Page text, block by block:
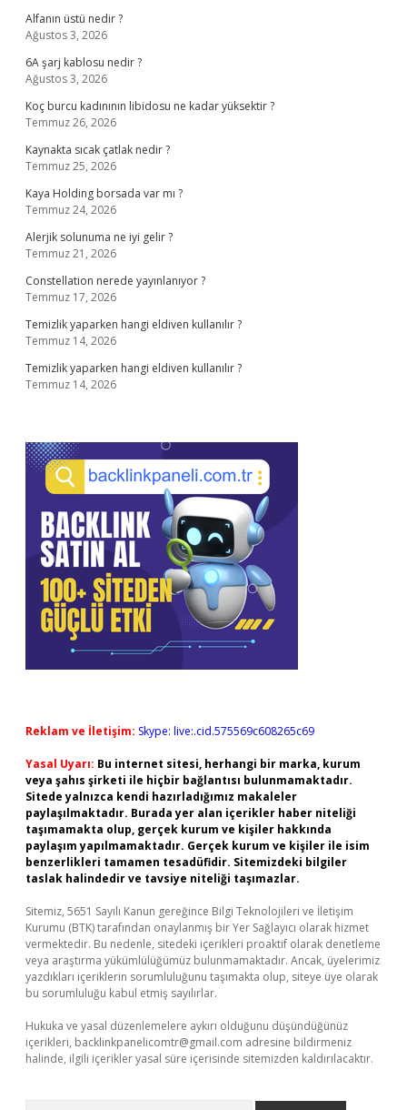
Alfanın üstü nedir ?
Ağustos 3, 2026
6A şarj kablosu nedir ?
Ağustos 3, 2026
Koç burcu kadınının libidosu ne kadar yüksektir ?
Temmuz 26, 2026
Kaynakta sıcak çatlak nedir ?
Temmuz 25, 2026
Kaya Holding borsada var mı ?
Temmuz 24, 2026
Alerjik solunuma ne iyi gelir ?
Temmuz 21, 2026
Constellation nerede yayınlanıyor ?
Temmuz 17, 2026
Temizlik yaparken hangi eldiven kullanılır ?
Temmuz 14, 2026
Temizlik yaparken hangi eldiven kullanılır ?
Temmuz 14, 2026
Reklam ve İletişim: Skype: live:.cid.575569c608265c69
Yasal Uyarı: Bu internet sitesi, herhangi bir marka, kurum
veya şahıs şirketi ile hiçbir bağlantısı bulunmamaktadır.
Sitede yalnızca kendi hazırladığımız makaleler
paylaşılmaktadır. Burada yer alan içerikler haber niteliği
taşımamakta olup, gerçek kurum ve kişiler hakkında
paylaşım yapılmamaktadır. Gerçek kurum ve kişiler ile isim
benzerlikleri tamamen tesadüfidir. Sitemizdeki bilgiler
taslak halindedir ve tavsiye niteliği taşımazlar.
Sitemiz, 5651 Sayılı Kanun gereğince Bilgi Teknolojileri ve İletişim
Kurumu (BTK) tarafından onaylanmış bir Yer Sağlayıcı olarak hizmet
vermektedir. Bu nedenle, sitedeki içerikleri proaktif olarak denetleme
veya araştırma yükümlülüğümüz bulunmamaktadır. Ancak, üyelerimiz
yazdıkları içeriklerin sorumluluğunu taşımakta olup, siteye üye olarak
bu sorumluluğu kabul etmiş sayılırlar.
Hukuka ve yasal düzenlemelere aykırı olduğunu düşündüğünüz
içerikleri, backlinkpanelicomtr@gmail.com adresine bildirmeniz
halinde, ilgili içerikler yasal süre içerisinde sitemizden kaldırılacaktır.